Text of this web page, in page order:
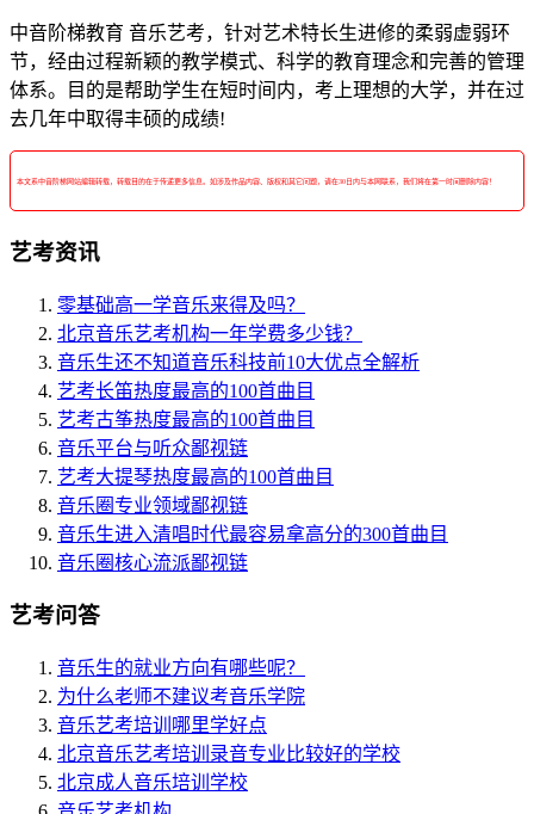
中音阶梯教育 音乐艺考，针对艺术特长生进修的柔弱虚弱环
节，经由过程新颖的教学模式、科学的教育理念和完善的管理
体系。目的是帮助学生在短时间内，考上理想的大学，并在过
去几年中取得丰硕的成绩!
本文系中音阶梯网站编辑转载，转载目的在于传递更多信息。如涉及作品内容、版权和其它问题，请在30日内与本网联系，我们将在第一时间删除内容！
艺考资讯
零基础高一学音乐来得及吗？
北京音乐艺考机构一年学费多少钱？
音乐生还不知道音乐科技前10大优点全解析
艺考长笛热度最高的100首曲目
艺考古筝热度最高的100首曲目
音乐平台与听众鄙视链
艺考大提琴热度最高的100首曲目
音乐圈专业领域鄙视链
音乐生进入清唱时代最容易拿高分的300首曲目
音乐圈核心流派鄙视链
艺考问答
音乐生的就业方向有哪些呢？
为什么老师不建议考音乐学院
音乐艺考培训哪里学好点
北京音乐艺考培训录音专业比较好的学校
北京成人音乐培训学校